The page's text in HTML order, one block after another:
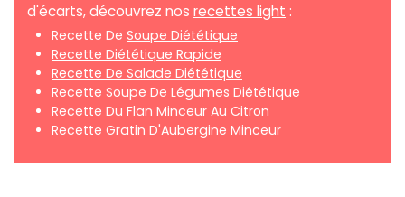
d'écarts, découvrez nos recettes light :
Recette De Soupe Diététique
Recette Diététique Rapide
Recette De Salade Diététique
Recette Soupe De Légumes Diététique
Recette Du Flan Minceur Au Citron
Recette Gratin D'Aubergine Minceur